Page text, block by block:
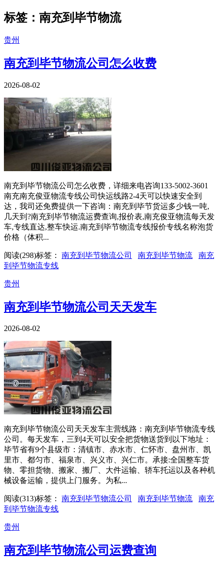
南充到毕节物流|filter='/( -俊亚
标签：南充到毕节物流
贵州
南充到毕节物流公司怎么收费
2026-08-02
南充到毕节物流公司怎么收费，详细来电咨询133-5002-3601
南充南充俊亚物流专线公司快运线路2-4天可以快速安全到
达，我司还免费提供一下咨询：南充到毕节货运多少钱一吨,
几天到?南充到毕节物流运费查询,报价表,南充俊亚物流每天发
车,专线直达,整车快运.南充到毕节物流专线报价专线名称泡货
价格（体积...
阅读(298)标签： 南充到毕节物流公司 南充到毕节物流
南充
到毕节物流专线
贵州
南充到毕节物流公司天天发车
2026-08-02
南充到毕节物流公司天天发车主营线路：南充到毕节物流专线
公司。每天发车，三到4天可以安全把货物送货到以下地址：
毕节省有9个县级市：清镇市、赤水市、仁怀市、盘州市、凯
里市、都匀市、福泉市、兴义市、兴仁市。承接:全国整车货
物、零担货物、搬家、搬厂、大件运输、轿车托运以及各种机
械设备运输，提供上门服务。为私...
阅读(313)标签： 南充到毕节物流公司 南充到毕节物流
南充
到毕节物流专线
贵州
南充到毕节物流公司运费查询